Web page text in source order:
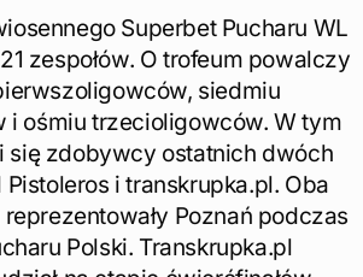
Superbet Pucharu WL
zespołów. O trofeum powalczy
siedmiu
i ośmiu trzecioligowców. W tym
się zdobywcy ostatnich dwóch
Pistoleros i transkrupka.pl. Oba
Poznań podczas
Polski. Transkrupka.pl